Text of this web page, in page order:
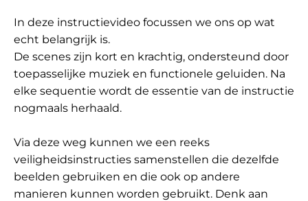
In deze instructievideo focussen we ons op wat
echt belangrijk is.
De scenes zijn kort en krachtig, ondersteund door
toepasselijke muziek en functionele geluiden. Na
elke sequentie wordt de essentie van de instructie
nogmaals herhaald.
Via deze weg kunnen we een reeks
veiligheidsinstructies samenstellen die dezelfde
beelden gebruiken en die ook op andere
manieren kunnen worden gebruikt. Denk aan